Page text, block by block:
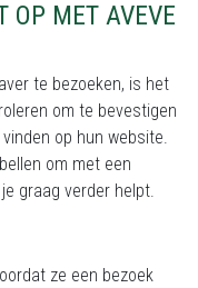
OP MET AVEVE
te bezoeken, is het
om te bevestigen
op hun website.
bellen om met een
graag verder helpt.
ze een bezoek